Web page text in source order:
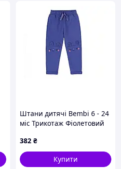
Штани дитячі Bembi 6 - 24
міс Трикотаж Фіолетовий
382 ₴
Купити